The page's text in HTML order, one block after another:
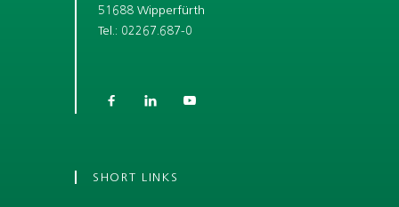
51688 Wipperfürth
Tel.: 02267.687-0
  
SHORT LINKS